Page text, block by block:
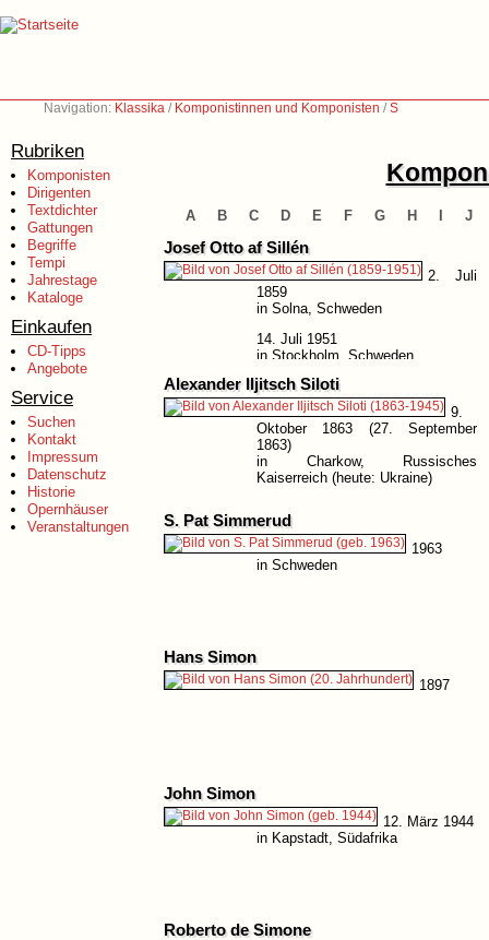
Navigation: Klassika / Komponistinnen und Komponisten /S
Rubriken
Komponisten
Dirigenten
Textdichter
Gattungen
Begriffe
Tempi
Jahrestage
Kataloge
Einkaufen
CD-Tipps
Angebote
Service
Suchen
Kontakt
Impressum
Datenschutz
Historie
Opernhäuser
Veranstaltungen
A B C D E F G H J
Josef Otto af Sillén
2. Juli
1859
in Solna, Schweden
14. Juli 1951
in Stockholm, Schweden
Alexander Iljitsch Siloti
9.
Oktober 1863 (27. September
1863)
in Charkow, Russisches
Kaiserreich (heute: Ukraine)
in New York, USA
S. Pat Simmerud
1963
in Schweden
Hans Simon
1897
John Simon
12. März 1944
in Kapstadt, Südafrika
Roberto de Simone